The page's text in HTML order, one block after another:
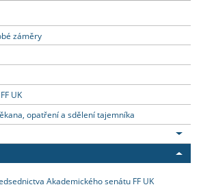
záměry
UK
opatření a sdělení tajemníka
Akademického senátu FF UK